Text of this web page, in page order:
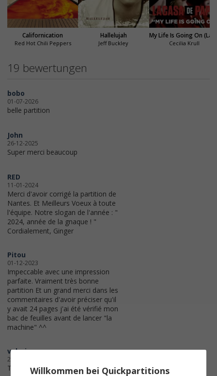
Californication
Red Hot Chili Peppers
Hallelujah
Jeff Buckley Cecilia Krull
19 bewertungen
bobo
01-07-2026
belle partition
John
26-12-2025
Super merci beaucoup
RED
11-01-2024
Merci d'avoir corrigé la partition de
Nantes. Et Meilleurs Voeux à toute
l'équipe. Notre slogan de l'année : "
2024, année de la gnaque ! "
Cordialement, Ginger
Pitou
01-12-2023
Impeccable avec une impression
parfaite. Vraiment très bonne
partition Et un grand merci dans les
commentaires d'avoir préciser qu'il
y avait 24 pages j'ai été vérifié mon
bac de feuilles avant de lancer "la
machine" ^^
valerie
20-09-2023
Très bienWillkommen bei Quickpartitions